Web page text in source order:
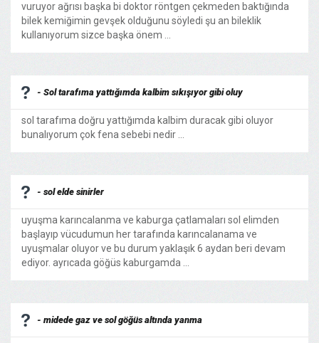
vuruyor ağrısı başka bi doktor röntgen çekmeden baktığında
bilek kemiğimin gevşek olduğunu söyledi şu an bileklik
kullanıyorum sizce başka önem ...
- Sol tarafıma yattığımda kalbim sıkışıyor gibi oluy
sol tarafıma doğru yattığımda kalbim duracak gibi oluyor
bunalıyorum çok fena sebebi nedir ...
- sol elde sinirler
uyuşma karıncalanma ve kaburga çatlamaları sol elimden
başlayıp vücudumun her tarafında karıncalanama ve
uyuşmalar oluyor ve bu durum yaklaşık 6 aydan beri devam
ediyor. ayrıcada göğüs kaburgamda ...
- midede gaz ve sol göğüs altında yanma